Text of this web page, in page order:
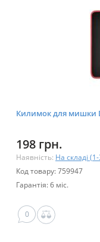
Килимок для мишки
198 грн.
Наявність: На складі (1-
Код товару: 759947
Гарантія: 6 міс.
0